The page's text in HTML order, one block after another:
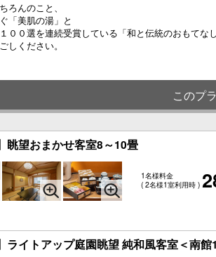
ろんのこと、
「美肌の湯」と
００選を連続受賞している「和と伝統のおもてな
しください。
このプ
眺望おまかせ客室8～10畳
1名様料金
( 2名様1室利用時 )
ライトアップ庭園眺望 純和風客室＜南館